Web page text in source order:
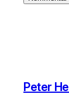
Peter